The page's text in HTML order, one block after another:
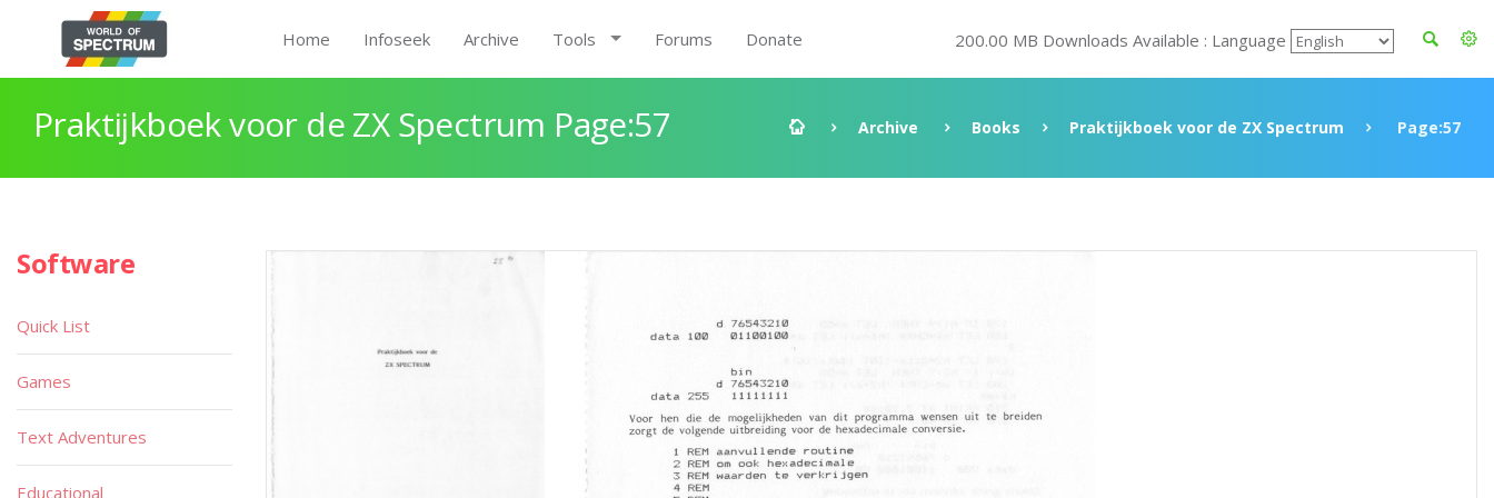
Home Infoseek Archive Tools Forums Donate 200.00 MB Downloads Available : Language
Praktijkboek voor de ZX Spectrum Page:57 Archive Books Praktijkboek voor de ZX Spectrum Page:57
Software
Quick List
Games
Text Adventures
Educational